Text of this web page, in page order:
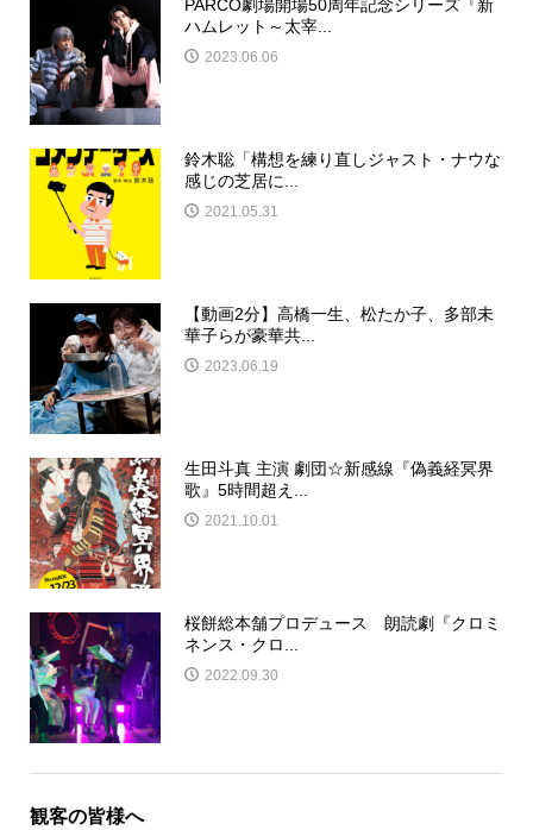
PARCO劇場開場50周年記念シリーズ『新
ハムレット～太宰...
2023.06.06
鈴木聡「構想を練り直しジャスト・ナウな
感じの芝居に...
2021.05.31
【動画2分】高橋一生、松たか子、多部未
華子らが豪華共...
2023.06.19
生田斗真 主演 劇団☆新感線『偽義経冥界
歌』5時間超え...
2021.10.01
桜餅総本舗プロデュース 朗読劇『クロミ
ネンス・クロ...
2022.09.30
観客の皆様へ